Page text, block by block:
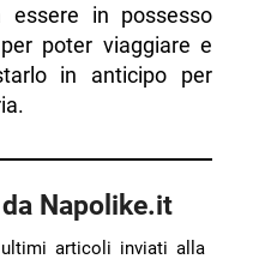
essere in possesso
per poter viaggiare e
in anticipo per
Napolike.it
articoli inviati alla